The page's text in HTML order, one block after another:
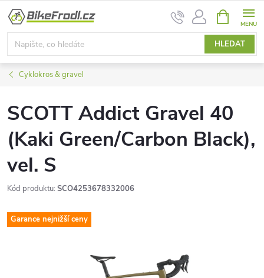
Přejít
obsah
HLEDAT
NÁKUPNÍ
KOŠÍK
Cyklokros & gravel
SCOTT Addict Gravel 40
(Kaki Green/Carbon Black),
vel. S
Kód produktu: SCO4253678332006
Garance nejnižší ceny